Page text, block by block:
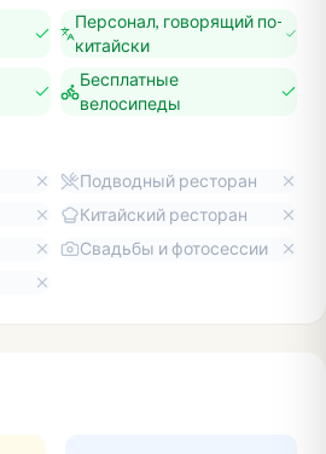
Персонал, говорящий по-
китайски
Бесплатные
велосипеды
Подводный ресторан
Китайский ресторан
Свадьбы и фотосессии